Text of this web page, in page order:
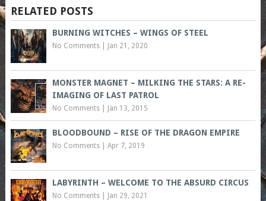
RELATED POSTS
BURNING WITCHES – WINGS OF STEEL
No Comments| Jan 21, 2020
MONSTER MAGNET – MILKING THE STARS: A RE-
IMAGING OF LAST PATROL
No Comments| Jan 13, 2015
BLOODBOUND – RISE OF THE DRAGON EMPIRE
No Comments| Apr 7, 2019
LABYRINTH – WELCOME TO THE ABSURD CIRCUS
No Comments| Jan 29, 2021